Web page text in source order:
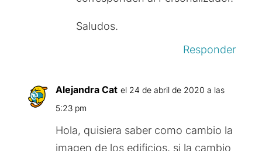
Saludos.
Responder
Alejandra Cat el 24 de abril de 2020 a las
5:23 pm
Hola, quisiera saber como cambio la
imagen de los edificios, si la cambio